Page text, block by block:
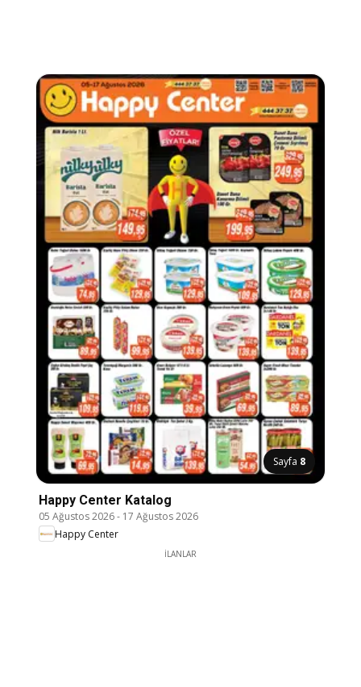
Sayfa 8
Happy Center Katalog
05 Ağustos 2026- 17 Ağustos 2026
Happy Center
İLANLAR